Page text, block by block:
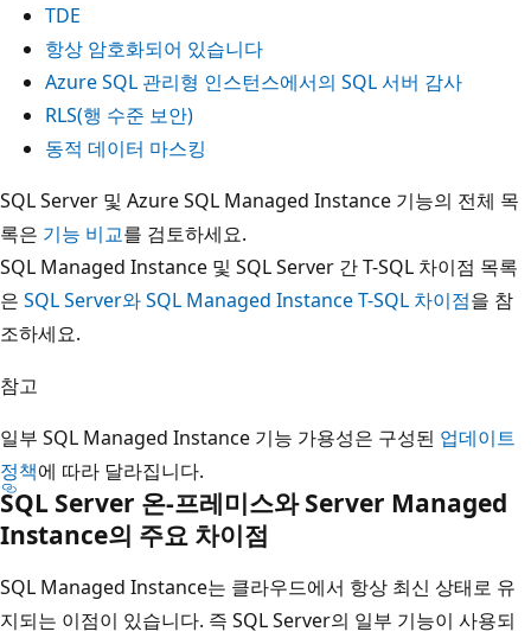
TDE
항상 암호화되어 있습니다
Azure SQL 관리형 인스턴스에서의 SQL 서버 감사
RLS(행 수준 보안)
동적 데이터 마스킹
SQL Server 및 Azure SQL Managed Instance 기능의 전체 목
록은 기능 비교를 검토하세요.
SQL Managed Instance 및 SQL Server 간 T-SQL 차이점 목록
은 SQL Server와 SQL Managed Instance T-SQL 차이점을 참
조하세요.
참고
일부 SQL Managed Instance 기능 가용성은 구성된 업데이트
정책에 따라 달라집니다.
SQL Server 온-프레미스와 Server Managed
Instance의 주요 차이점
SQL Managed Instance는 클라우드에서 항상 최신 상태로 유
지되는 이점이 있습니다. 즉 SQL Server의 일부 기능이 사용되